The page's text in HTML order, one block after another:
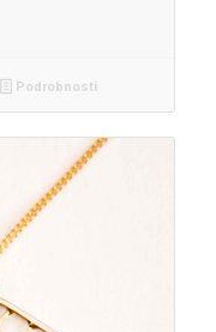
Podrobnosti